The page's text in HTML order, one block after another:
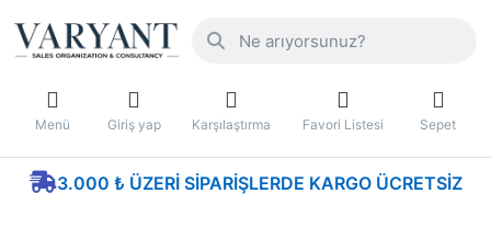
Menü Giriş yap Karşılaştırma Favori Listesi Sepet
3.000 ₺ ÜZERI SIPARIŞLERDE KARGO ÜCRETSIZ